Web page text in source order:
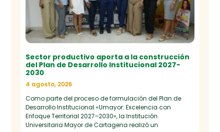
Sector productivo aporta a la construcción
del Plan de Desarrollo Institucional 2027-
2030
4 agosto, 2026
Como parte del proceso de formulación del Plan de
Desarrollo Institucional «Umayor: Excelencia con
Enfoque Territorial 2027–2030», la Institución
Universitaria Mayor de Cartagena realizó un